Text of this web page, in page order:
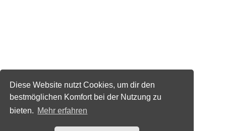
Diese Website nutzt Cookies, um dir den
bestmöglichen Komfort bei der Nutzung zu
bieten. Mehr erfahren